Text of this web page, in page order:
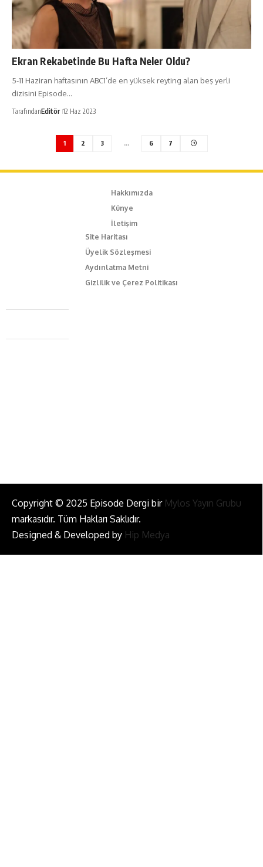
Ekran Rekabetinde Bu Hafta Neler Oldu?
5-11 Haziran haftasının ABC1’de en yüksek reyting alan beş yerli
dizisini Episode…
TarafındanEditör 12 Haz 2023
1 2 3 … 6 7
Hakkımızda
Künye
İletişim
Site Haritası
Üyelik Sözleşmesi
Aydınlatma Metni
Gizlilik ve Çerez Politikası
Caferağa Mah. Dr. Şakir Paşa Sok. No3/A Kadıköy İstanbul
+90 543 345 46 00
Copyright © 2025 Episode Dergi bir Mylos Yayın Grubu
markasıdır. Tüm Hakları Saklıdır.
Designed & Developed by Hip Medya